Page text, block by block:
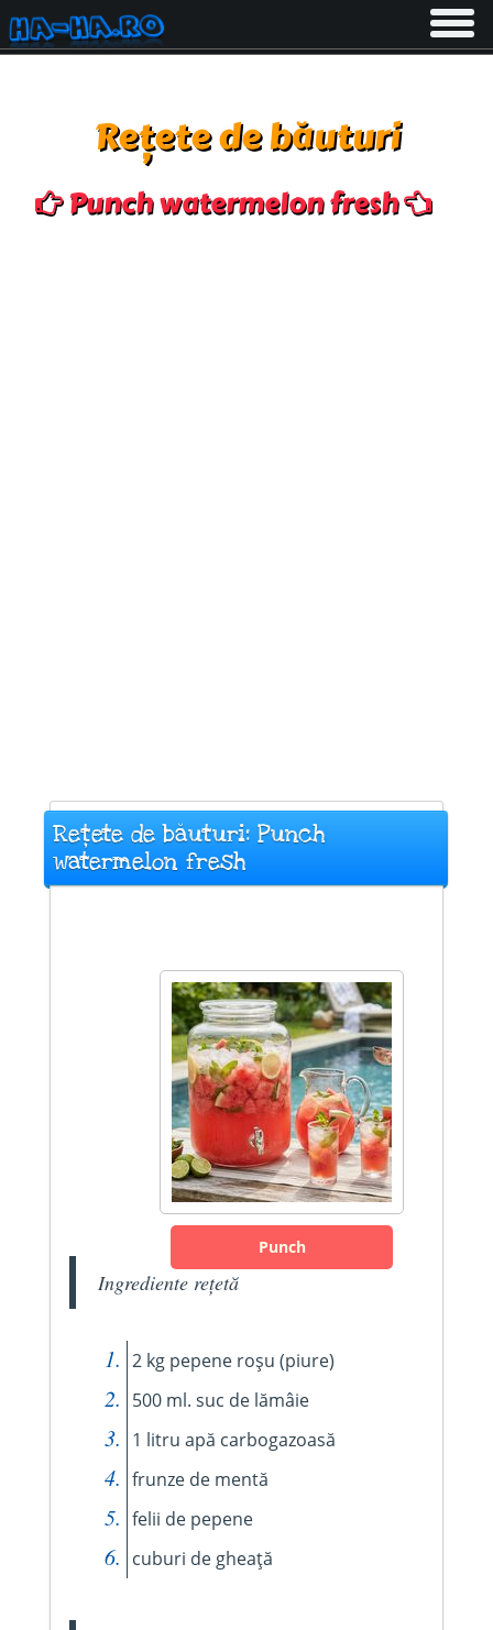
Toggle
Rețete de băuturi
Punch watermelon fresh
Rețete de băuturi: Punch
watermelon fresh
Punch
Ingrediente rețetă
2 kg pepene roșu (piure)
500 ml. suc de lămâie
1 litru apă carbogazoasă
frunze de mentă
felii de pepene
cuburi de gheață